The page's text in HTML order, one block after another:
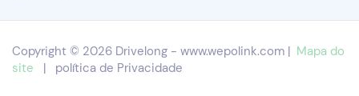
acampamento ao ar
livre
Copyright © 2026 Drivelong - www.wepolink.com | Mapa do
site
| política de Privacidade